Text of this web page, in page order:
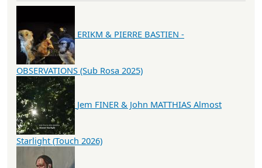
ERIKM & PIERRE BASTIEN -
OBSERVATIONS (Sub Rosa 2025)
Jem FINER & John MATTHIAS Almost
Starlight (Touch 2026)